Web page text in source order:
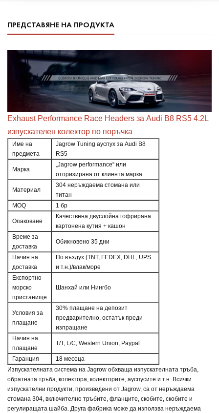
ПРЕДСТАВЯНЕ НА ПРОДУКТА
Exhaust Performance Race Headers за Audi B8 RS5 4.2L
изпускателен колектор по поръчка
Име на
предмета
Jagrow Tuning ауспух за Audi B8
RS5
Марка
„Jagrow performance“ или
оторизирана от клиента марка
Материал
304 неръждаема стомана или
титан
MOQ
1 бр
Опаковане
Качествена двуслойна гофрирана
картонена кутия + кашон
Време за
доставка
Обикновено 35 дни
Начин на
доставка
По въздух (TNT, FEDEX, DHL, UPS
и т.н.)/влак/море
Експортно
морско
пристанище
Шанхай или Нингбо
Условия за
плащане
30% плащане на депозит
предварително, остатък преди
изпращане
Начин на
плащане
T/T, L/C, Western Union, Paypal
Гаранция
18 месеца
Изпускателната система на Jagrow обхваща изпускателната тръба,
обратната тръба, колектора, колекторите, ауспусите и т.н. Всички
изпускателни продукти, произведени от Jagrow, са от неръждаема
стомана 304, включително тръбите, фланците, скобите, скобите и
регулиращата шайба. Друга фабрика може да използва неръждаема